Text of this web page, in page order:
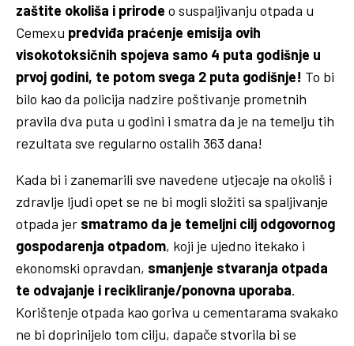
zaštite okoliša i prirode o suspaljivanju otpada u
Cemexu predviđa praćenje emisija ovih
visokotoksičnih spojeva samo 4 puta godišnje u
prvoj godini, te potom svega 2 puta godišnje! To bi
bilo kao da policija nadzire poštivanje prometnih
pravila dva puta u godini i smatra da je na temelju tih
rezultata sve regularno ostalih 363 dana!
Kada bi i zanemarili sve navedene utjecaje na okoliš i
zdravlje ljudi opet se ne bi mogli složiti sa spaljivanje
otpada jer smatramo da je temeljni cilj odgovornog
gospodarenja otpadom, koji je ujedno itekako i
ekonomski opravdan, smanjenje stvaranja otpada
te odvajanje i recikliranje/ponovna uporaba.
Korištenje otpada kao goriva u cementarama svakako
ne bi doprinijelo tom cilju, dapače stvorila bi se